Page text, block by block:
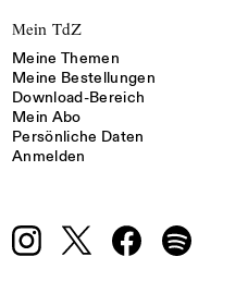
Mein TdZ
Meine Themen
Meine Bestellungen
Download-Bereich
Mein Abo
Persönliche Daten
Anmelden